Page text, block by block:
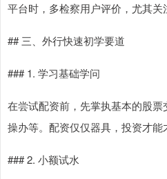
平台时，多检察用户评价，尤其关
## 三、外行快速初学要道
### 1. 学习基础学问
在尝试配资前，先掌执基本的股
操办等。配资仅仅器具，投资才能
### 2. 小额试水